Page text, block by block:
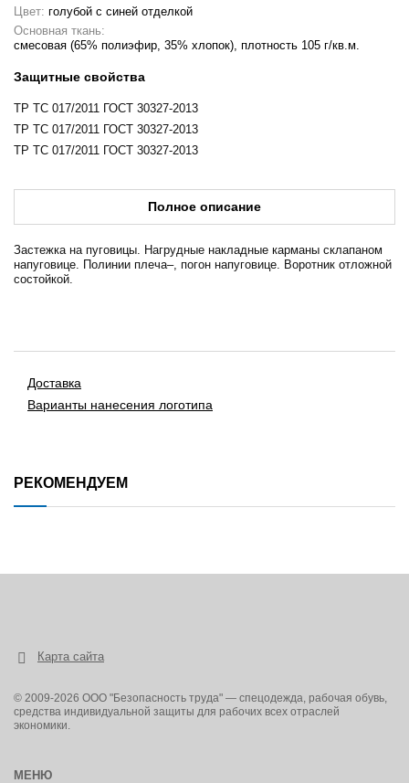
Цвет: голубой с синей отделкой
Основная ткань:
смесовая (65% полиэфир, 35% хлопок), плотность 105 г/кв.м.
Защитные свойства
ТР ТС 017/2011 ГОСТ 30327-2013
ТР ТС 017/2011 ГОСТ 30327-2013
ТР ТС 017/2011 ГОСТ 30327-2013
Полное описание
Застежка на пуговицы. Нагрудные накладные карманы склапаном
напуговице. Полинии плеча–, погон напуговице. Воротник отложной
состойкой.
Доставка
Варианты нанесения логотипа
РЕКОМЕНДУЕМ
Карта сайта
© 2009-2026 ООО "Безопасность труда" — спецодежда, рабочая обувь,
средства индивидуальной защиты для рабочих всех отраслей
экономики.
МЕНЮ